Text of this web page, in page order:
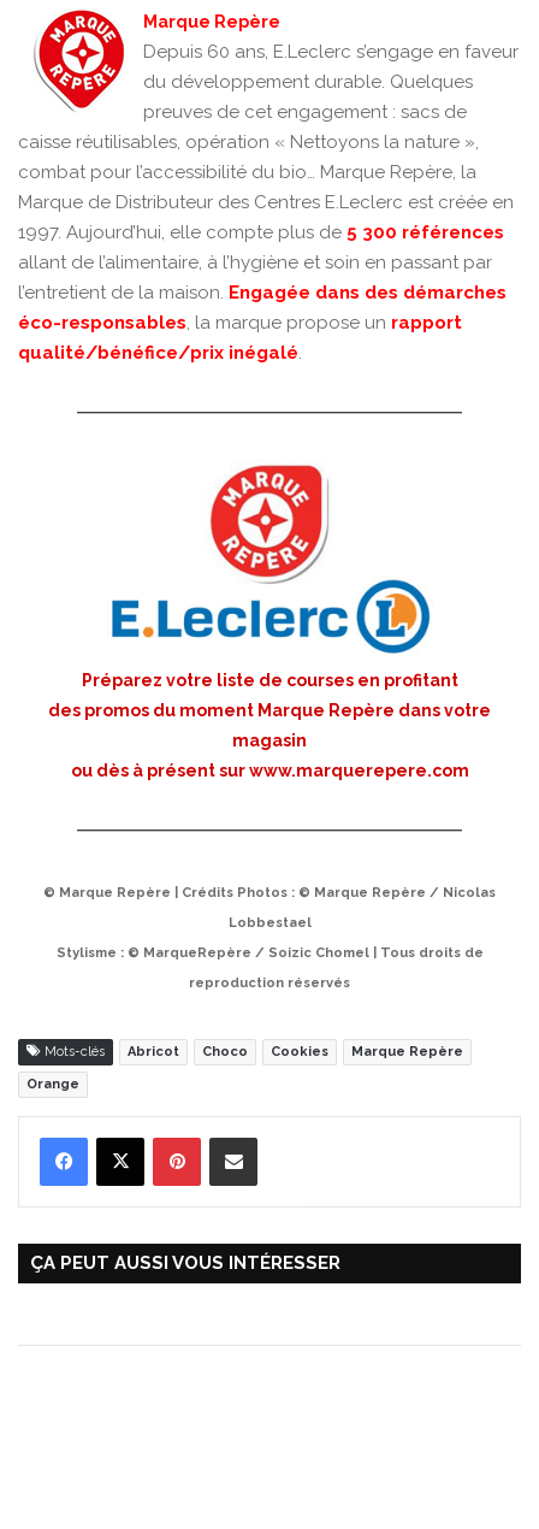
Marque Repère
Depuis 60 ans, E.Leclerc s’engage en faveur
du développement durable. Quelques
preuves de cet engagement : sacs de
caisse réutilisables, opération « Nettoyons la nature »,
combat pour l’accessibilité du bio… Marque Repère, la
Marque de Distributeur des Centres E.Leclerc est créée en
1997. Aujourd’hui, elle compte plus de 5 300 références
allant de l’alimentaire, à l’hygiène et soin en passant par
l’entretient de la maison. Engagée dans des démarches
éco-responsables, la marque propose un rapport
qualité/bénéfice/prix inégalé.
Préparez votre liste de courses en profitant
des promos du moment Marque Repère dans votre
magasin
ou dès à présent surwww.marquerepere.com
© Marque Repère | Crédits Photos : © Marque Repère / Nicolas
Lobbestael
Stylisme : © MarqueRepère / Soizic Chomel | Tous droits de
reproduction réservés
Mots-clés Abricot Choco Cookies Marque Repère
Orange
ÇA PEUT AUSSI VOUS INTÉRESSER